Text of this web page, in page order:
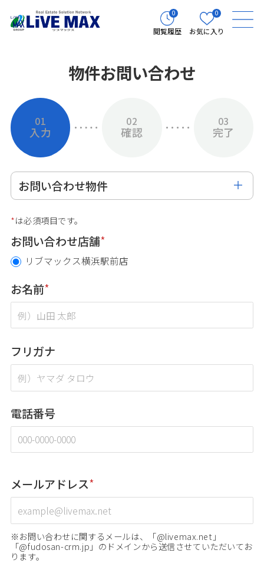
0
閲覧履歴
0
お気に入り
物件お問い合わせ
01
入力
02
確認
03
完了
お問い合わせ物件
*は必須項目です。
お問い合わせ店舗*
リブマックス横浜駅前店
お名前*
フリガナ
電話番号
メールアドレス*
※お問い合わせに関するメールは、「@livemax.net」
「@fudosan-crm.jp」のドメインから送信させていただいてお
ります。